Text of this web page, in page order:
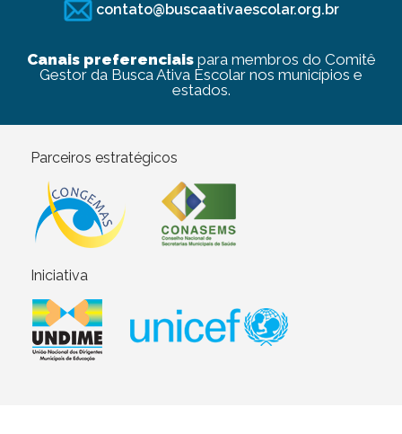
contato@buscaativaescolar.org.br
Canais preferenciaispara membros do Comitê
Gestor da Busca Ativa Escolar nos municípios e
estados.
Parceiros estratégicos
Iniciativa